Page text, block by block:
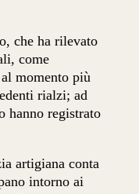
che ha rilevato
come
momento più
rialzi; ad
hanno registrato
artigiana conta
intorno ai